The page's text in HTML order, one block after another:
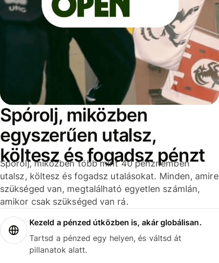
Spórolj, miközben
egyszerűen utalsz,
költesz és fogadsz pénzt
Spórolj, miközben több mint 40 pénznemben
utalsz, költesz és fogadsz utalásokat. Minden, amire
szükséged van, megtalálható egyetlen számlán,
amikor csak szükséged van rá.
Kezeld a pénzed útközben is, akár globálisan.
Tartsd a pénzed egy helyen, és váltsd át
pillanatok alatt.